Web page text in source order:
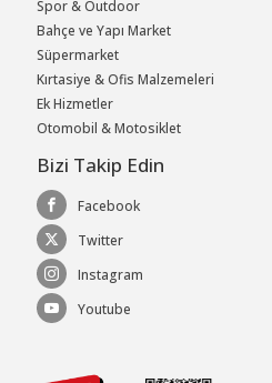
Spor & Outdoor
Bahçe ve Yapı Market
Süpermarket
Kırtasiye & Ofis Malzemeleri
Ek Hizmetler
Otomobil & Motosiklet
Bizi Takip Edin
Facebook
Twitter
Instagram
Youtube